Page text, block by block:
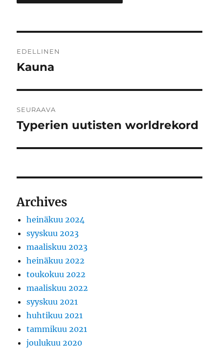
selaus
EDELLINEN
Edellinen
Kauna
SEURAAVA
Seuraava
Typerien uutisten worldrekord
Archives
heinäkuu 2024
syyskuu 2023
maaliskuu 2023
heinäkuu 2022
toukokuu 2022
maaliskuu 2022
syyskuu 2021
huhtikuu 2021
tammikuu 2021
joulukuu 2020